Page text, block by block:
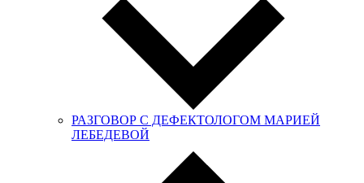
РАЗГОВОР С ДЕФЕКТОЛОГОМ МАРИЕЙ
ЛЕБЕДЕВОЙ